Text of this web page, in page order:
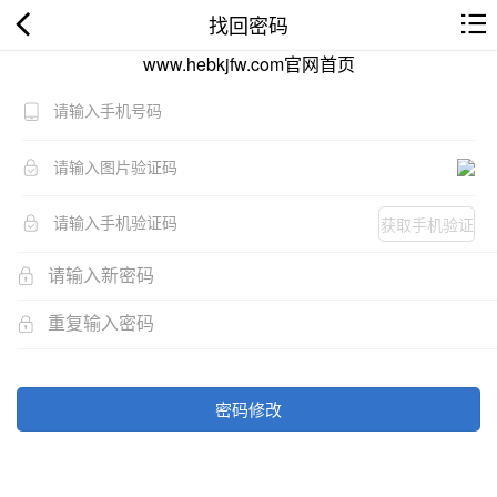
找回密码
www.hebkjfw.com官网首页
获取手机验证
密码修改